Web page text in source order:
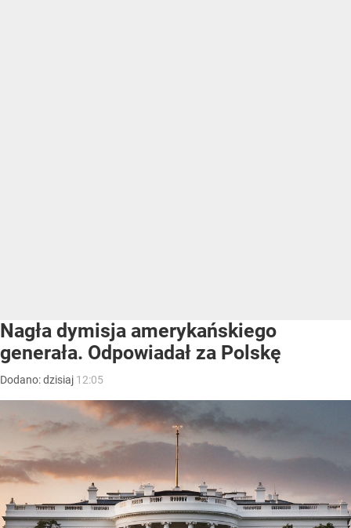
Nagła dymisja amerykańskiego
generała. Odpowiadał za Polskę
Dodano:dzisiaj 12:05